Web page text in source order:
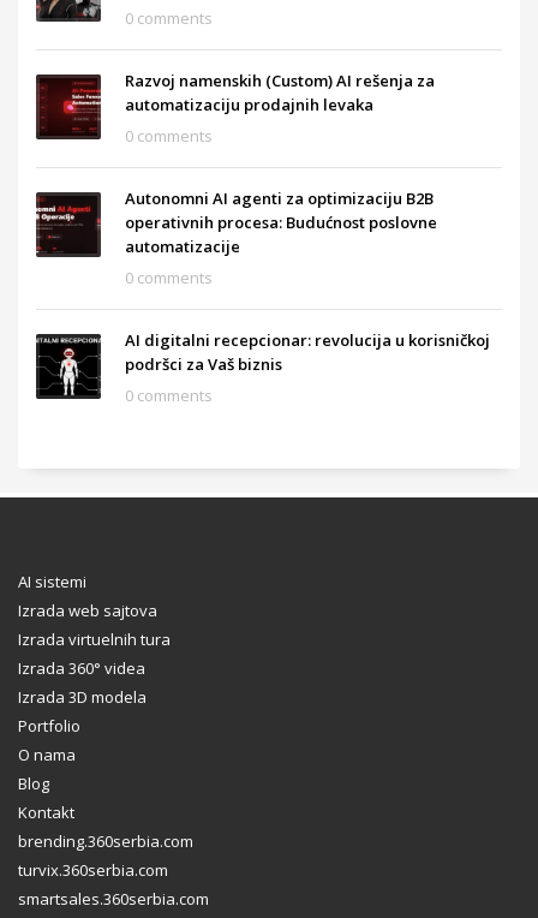
0 comments
Razvoj namenskih (Custom) AI rešenja za
automatizaciju prodajnih levaka
0 comments
Autonomni AI agenti za optimizaciju B2B
operativnih procesa: Budućnost poslovne
automatizacije
0 comments
AI digitalni recepcionar: revolucija u korisničkoj
podršci za Vaš biznis
0 comments
AI sistemi
Izrada web sajtova
Izrada virtuelnih tura
Izrada 360° videa
Izrada 3D modela
Portfolio
O nama
Blog
Kontakt
brending.360serbia.com
turvix.360serbia.com
smartsales.360serbia.com